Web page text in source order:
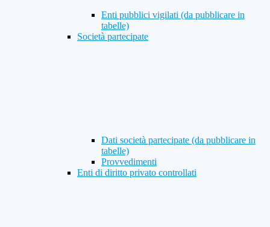
Enti pubblici vigilati (da pubblicare in
tabelle)
Società partecipate
Dati società partecipate (da pubblicare in
tabelle)
Provvedimenti
Enti di diritto privato controllati